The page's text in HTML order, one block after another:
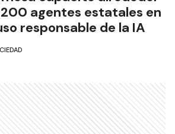
agentes estatales en
responsable de la IA